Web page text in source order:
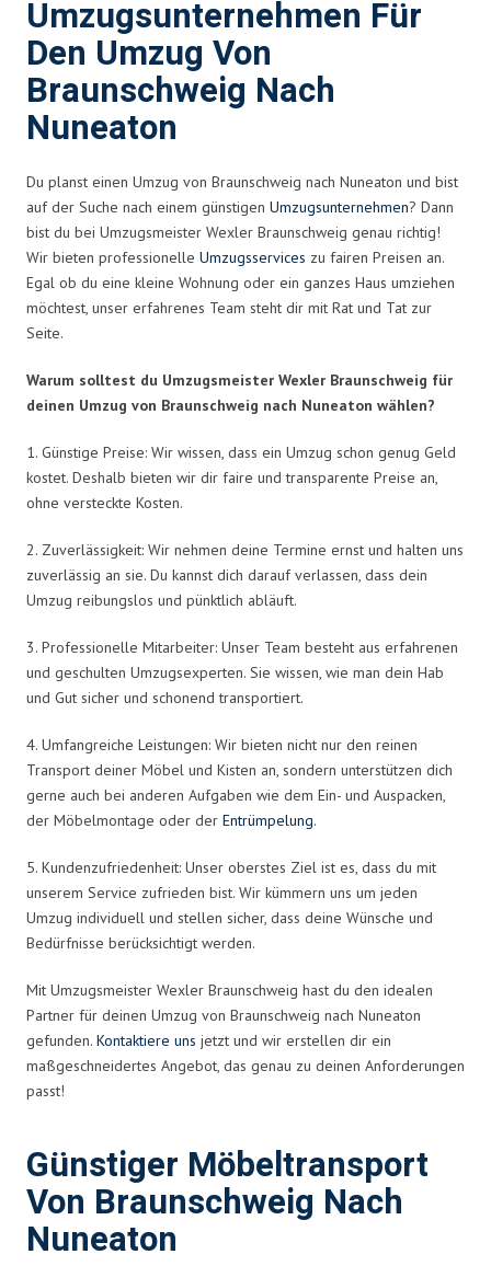
Umzugsunternehmen Für
Den Umzug Von
Braunschweig Nach
Nuneaton
Du planst einen Umzug von Braunschweig nach Nuneaton und bist
auf der Suche nach einem günstigen Umzugsunternehmen? Dann
bist du bei Umzugsmeister Wexler Braunschweig genau richtig!
Wir bieten professionelle Umzugsservices zu fairen Preisen an.
Egal ob du eine kleine Wohnung oder ein ganzes Haus umziehen
möchtest, unser erfahrenes Team steht dir mit Rat und Tat zur
Seite.
Warum solltest du Umzugsmeister Wexler Braunschweig für
deinen Umzug von Braunschweig nach Nuneaton wählen?
1. Günstige Preise: Wir wissen, dass ein Umzug schon genug Geld
kostet. Deshalb bieten wir dir faire und transparente Preise an,
ohne versteckte Kosten.
2. Zuverlässigkeit: Wir nehmen deine Termine ernst und halten uns
zuverlässig an sie. Du kannst dich darauf verlassen, dass dein
Umzug reibungslos und pünktlich abläuft.
3. Professionelle Mitarbeiter: Unser Team besteht aus erfahrenen
und geschulten Umzugsexperten. Sie wissen, wie man dein Hab
und Gut sicher und schonend transportiert.
4. Umfangreiche Leistungen: Wir bieten nicht nur den reinen
Transport deiner Möbel und Kisten an, sondern unterstützen dich
gerne auch bei anderen Aufgaben wie dem Ein- und Auspacken,
der Möbelmontage oder der Entrümpelung.
5. Kundenzufriedenheit: Unser oberstes Ziel ist es, dass du mit
unserem Service zufrieden bist. Wir kümmern uns um jeden
Umzug individuell und stellen sicher, dass deine Wünsche und
Bedürfnisse berücksichtigt werden.
Mit Umzugsmeister Wexler Braunschweig hast du den idealen
Partner für deinen Umzug von Braunschweig nach Nuneaton
gefunden. Kontaktiere uns jetzt und wir erstellen dir ein
maßgeschneidertes Angebot, das genau zu deinen Anforderungen
passt!
Günstiger Möbeltransport
Von Braunschweig Nach
Nuneaton